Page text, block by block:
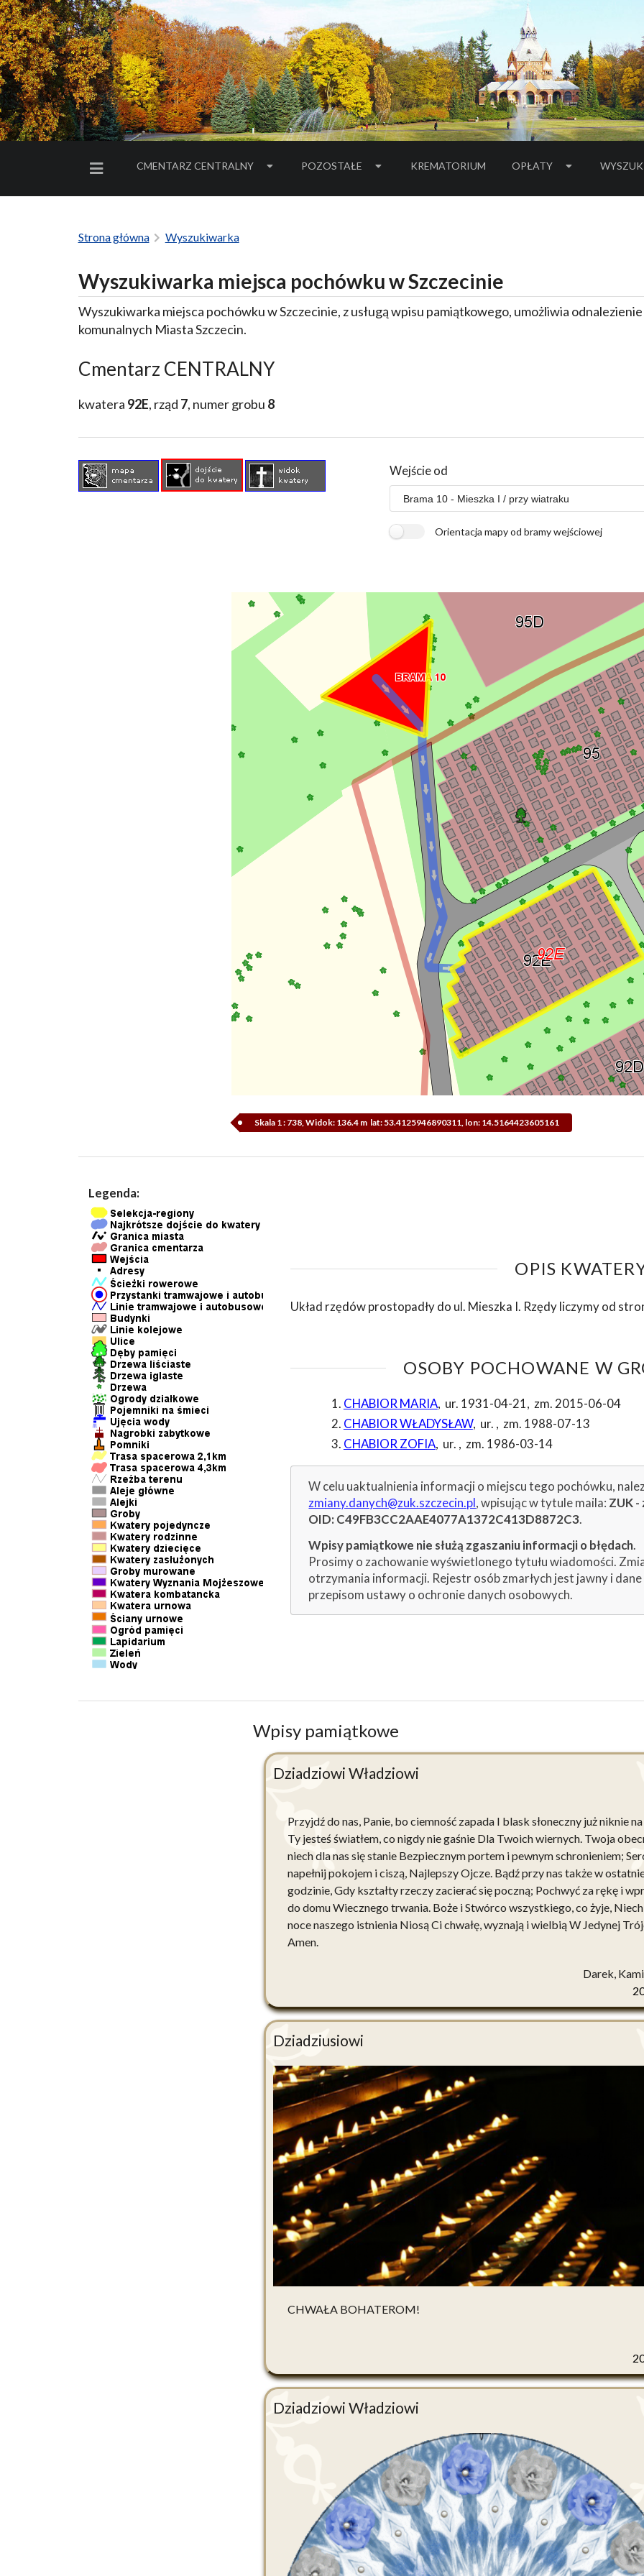
MENU BOCZNE
CMENTARZ CENTRALNY POZOSTAŁE KREMATORIUM OPŁATY
Strona główna Wyszukiwarka
Wyszukiwarka miejsca pochówku w Szczecinie
Wyszukiwarka miejsca pochówku w Szczecinie, z usługą wpisu pamiątkowego, umożliwia
komunalnych Miasta Szczecin.
Cmentarz CENTRALNY
kwatera 92E, rząd 7, numer grobu 8
Wejście od
Orientacja mapy od bramy wejściowej
Skala 1 : 738, Widok: 136.4 m lat: 53.4125946890311, lon: 14.5164423605161
Legenda:
OPIS
Układ rzędów prostopadły do ul. Mieszka I. Rzędy liczymy od
OSOBY POCHOWANE W
CHABIOR MARIA, ur. 1931-04-21, zm. 2015-06-04
CHABIOR WŁADYSŁAW, ur. , zm. 1988-07-13
CHABIOR ZOFIA, ur. , zm. 1986-03-14
W celu uaktualnienia informacji o miejscu tego pochówku,
zmiany.danych@zuk.szczecin.pl, wpisując w tytule maila: ZUK -
OID: C49FB3CC2AAE4077A1372C413D8872C3.
Wpisy pamiątkowe nie służą zgaszaniu informacji o błędach.
Prosimy o zachowanie wyświetlonego tytułu wiadomości.
otrzymania informacji. Rejestr osób zmarłych jest jawny i
przepisom ustawy o ochronie danych osobowych.
Wpisy pamiątkowe
Dziadziowi Władziowi
Przyjdź do nas, Panie, bo ciemność zapada I blask słoneczny już niknie
Ty jesteś światłem, co nigdy nie gaśnie Dla Twoich wiernych. Twoja
niech dla nas się stanie Bezpiecznym portem i pewnym schronieniem;
napełnij pokojem i ciszą, Najlepszy Ojcze. Bądź przy nas także w
godzinie, Gdy kształty rzeczy zacierać się poczną; Pochwyć za rękę i
do domu Wiecznego trwania. Boże i Stwórco wszystkiego, co żyje,
noce naszego istnienia Niosą Ci chwałę, wyznają i wielbią W Jedynej
Amen.
Darek,
Dziadziusiowi
CHWAŁA BOHATEROM!
Dziadziowi Władziowi